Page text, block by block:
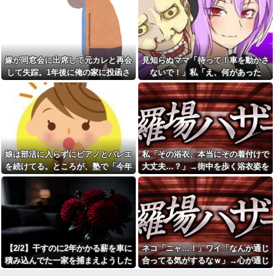
WWWWWWWWWWWWWWWW
【悲報】 婚約指輪が「たった
の0.3ct」で毎日泣いてる私がヤ
バすぎる理由がコレｗｗｗｗｗ
タイミング悪かった。猫を拾
ったのが年末でそのまま年を越
すことになった
今日から業務報告書の「庶
務」っていう大項目が急に廃止
されたんだけど意味不明すぎる
床屋さんごっこと言って母親
の髪を切った友達が笑顔で「は
い、次〇〇の番！」とハサミを
差し出してきた。
浮気相手との性行為時間→3時
wwwwwwwww
引越して一週間経った頃、隣
の奥さんから「掃除機の音がう
るさい」と苦情があった。静か
に暮らしていたはずなのに、原
因を探るとまさかの事実が…
赤信号で追突してきた加害女
性、降りてこず謝罪ポーズ
→「わざとじゃないのに保険使
「子供を作らなきゃよかっ
た」思い通りの人生設計になら
ず妻へ暴言を吐く友人。離婚を
突きつけられ鬱になった友人に
かけた『最後の一言』←後味が
悪すぎて心が痛む
20年くらい前だけど当時お付
き合いがあった仲間が神社に赤
いものを身につけちゃいけない
と言ってた
【トー横キッズ】家庭環境や
毒親とのトラブルに悩む若者
「大人に相談しても具体的に何
もしてくれない」EXIT兼近「搾
取しようとする大人をどう除外
するか」
スープカレー流行期にジャガ
イモ煮崩れでドロドロの「大惨
事カレー」を錬成してしまった
私、怒る母「こんなのスープカ
レーじゃない！」→私「作り直
す？」→母「捨てるの禁止！」
という逃げ場ゼロで理不尽すぎ
た
俺｢そろそろ子供がほしい｣嫁
｢弟君の面倒が見れなくなるから
今は無理。まだ見ぬ我が子より
弟君の方が大事｣俺｢あんなクソ
ガキ可愛くない｣嫁｢やっぱりね｣
→マジギレしちゃった
嫁が同窓会に出席して元カレと再会
して失踪。1年後に俺の家に投函さ
れたものがこれ...
見知らぬママ「待って！車を動かさ
ないで！」私「え、何があった
の！？」→慌てて降りると園長先生
が激怒していて…
娘は部活に入らずにピアノとバレエ
を続けてる。ところが、塾で「今年
の合唱コン伴奏は諦めなさい」と言
われたらしく...
私「その浴衣、本当にその着付けで
大丈夫…？」→街中を歩く浴衣姿を
見て、違和感ばかりが気になってし
まい…
【2/2】干すのに2年かかる薪を車に
積み込んでた一家を捕まえようした
ネコ「ニャ…！」ワイ「なんか通じ
合ってる気がするなｗ」→心が通じ